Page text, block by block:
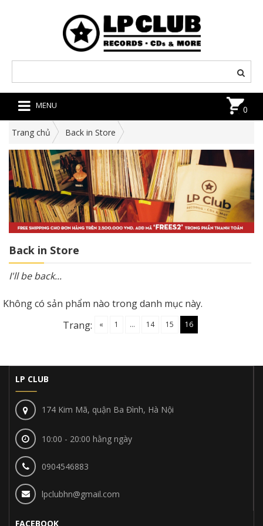
MENU 0
Trang chủ Back in Store
Back in Store
I'll be back...
Không có sản phẩm nào trong danh mục này.
Trang:
« 1 ... 14 15 16
LP CLUB
174 Kim Mã, quận Ba Đình, Hà Nội
10:00 - 20:00 hằng ngày
0904546883
lpclubhn@gmail.com
FACEBOOK